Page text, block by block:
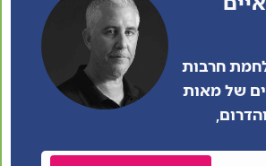
8 עם תחילת מלחמת חרבות
של מאות